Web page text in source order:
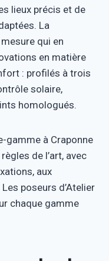
lieux précis et de
La
qui en
en matière
: profilés à trois
solaire,
homologués.
gamme à Craponne
de l’art, avec
aux
poseurs d’Atelier
chaque gamme